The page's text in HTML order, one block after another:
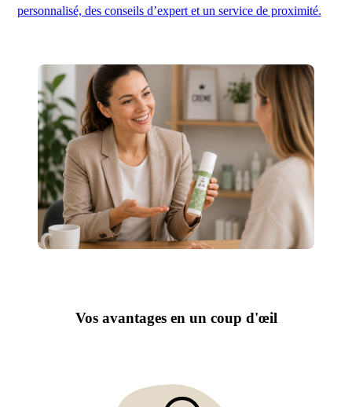
personnalisé, des conseils d’expert et un service de proximité.
Vos avantages en un coup d'œil